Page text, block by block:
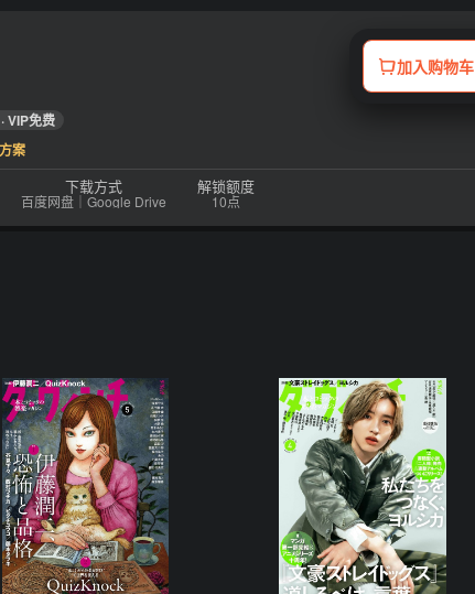
加入购物车
VIP免费
案
下载方式
百度网盘｜Google Drive
解锁额度
10点